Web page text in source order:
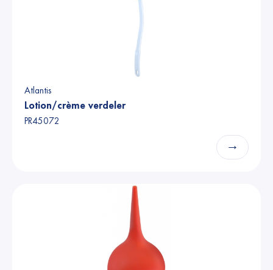
Atlantis
Lotion/crème verdeler
PR45072
→